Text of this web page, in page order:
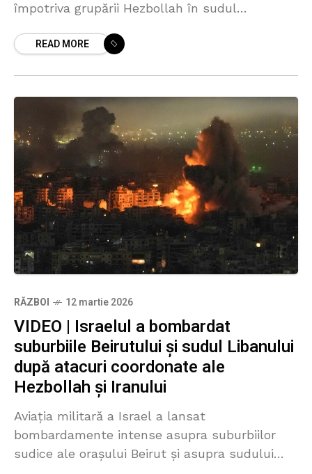
împotriva grupării Hezbollah în sudul
regionale. Potrivit unui comunicat al armatei
READ MORE
RĂZBOI 12 martie 2026
VIDEO | Israelul a bombardat
suburbiile Beirutului și sudul Libanului
după atacuri coordonate ale
Hezbollah și Iranului
Aviația militară a Israel a lansat
bombardamente intense asupra suburbiilor
sudice ale orașului Beirut și asupra sudului